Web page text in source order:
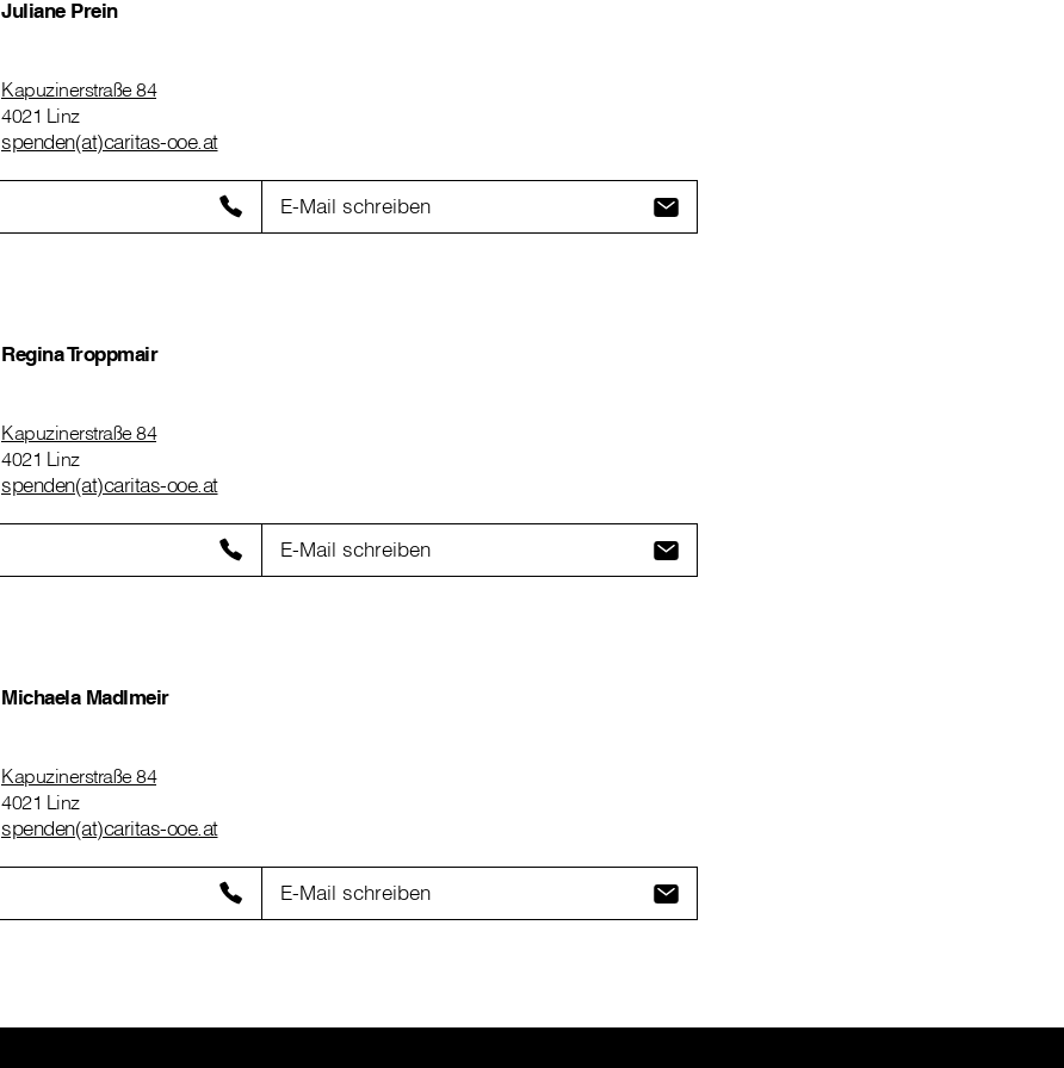
Juliane Prein
Kapuzinerstraße 84
4021 Linz
spenden(at)caritas-ooe.at
E-Mail schreiben
Regina Troppmair
Kapuzinerstraße 84
4021 Linz
spenden(at)caritas-ooe.at
E-Mail schreiben
Michaela Madlmeir
Kapuzinerstraße 84
4021 Linz
spenden(at)caritas-ooe.at
E-Mail schreiben